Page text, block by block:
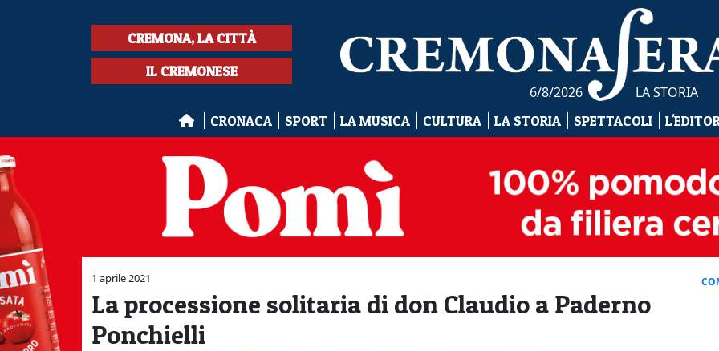
CREMONA, LA CITTÀ
IL CREMONESE
6/8/2026 LA STORIA
CRONACA SPORT LA MUSICA CULTURA LA STORIA SPETTACOLI
1 aprile 2021
La processione solitaria di don Claudio a Paderno
Ponchielli